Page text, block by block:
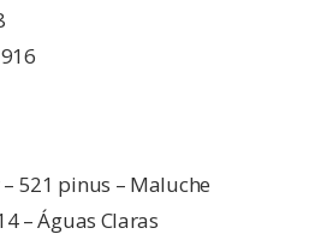
521 pinus – Maluche
– Águas Claras